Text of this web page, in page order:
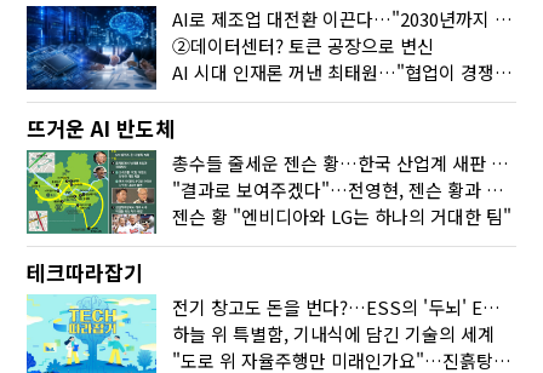
AI로 제조업 대전환 이끈다…"2030년까지 민관합동 20조 투자"
②데이터센터? 토큰 공장으로 변신
AI 시대 인재론 꺼낸 최태원…"협업이 경쟁력"
뜨거운 AI 반도체
총수들 줄세운 젠슨 황…한국 산업계 새판 짰다
"결과로 보여주겠다"…전영현, 젠슨 황과 HBM5 논의
젠슨 황 "엔비디아와 LG는 하나의 거대한 팀"
테크따라잡기
전기 창고도 돈을 번다?…ESS의 '두뇌' EMO가 뭐길래
하늘 위 특별함, 기내식에 담긴 기술의 세계
"도로 위 자율주행만 미래인가요"…진흙탕서 길 내는 HD현대 AI 기술